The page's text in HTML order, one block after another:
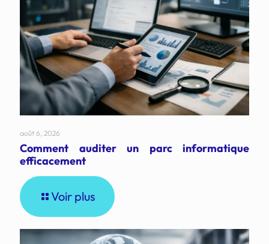
août 6, 2026
Comment auditer un parc informatique
efficacement
Voir plus